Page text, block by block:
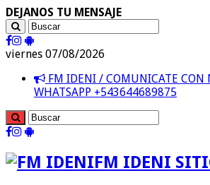
DEJANOS TU MENSAJE
viernes 07/08/2026
FM IDENI / COMUNICATE CON
WHATSAPP +543644689875
FM IDENI